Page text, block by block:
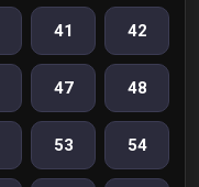
41 42
47 48
53 54